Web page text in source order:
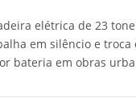
elétrica de 23
em silêncio e troca
bateria em obras